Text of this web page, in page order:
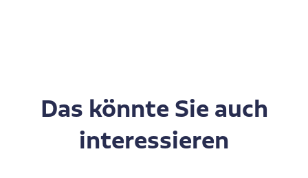
Das könnte Sie auch
interessieren